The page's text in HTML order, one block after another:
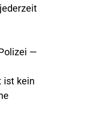
—
ist kein